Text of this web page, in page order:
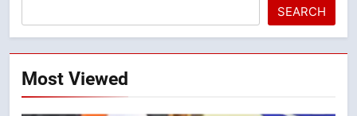
SEARCH
Most Viewed